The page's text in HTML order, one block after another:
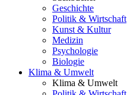
Geschichte
Politik & Wirtschaft
Kunst & Kultur
Medizin
Psychologie
Biologie
Klima & Umwelt
Klima & Umwelt